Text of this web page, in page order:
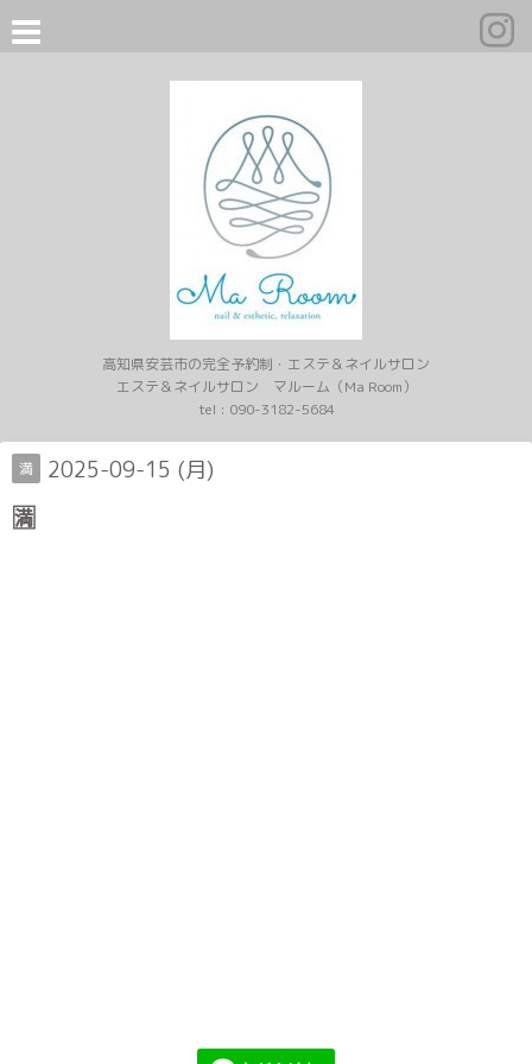
高知県安芸市の完全予約制・エステ＆ネイルサロン
エステ＆ネイルサロン マルーム（Ma Room）
tel : 090-3182-5684
満 2025-09-15 (月)
🈵